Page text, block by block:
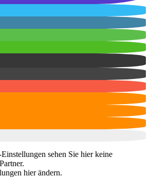
sehen Sie hier keine
hierändern.